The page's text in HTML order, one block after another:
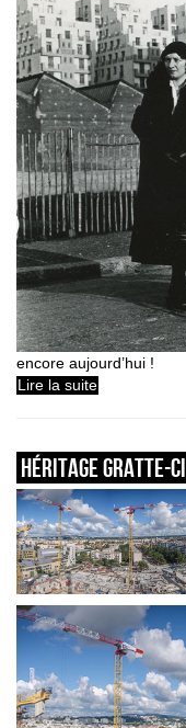
encore aujourd’hui !
Lire la suite
HÉRITAGE GRATTE-